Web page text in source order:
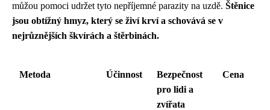
můžou pomoci udržet tyto nepříjemné parazity na uzdě. Štěnice
jsou obtížný hmyz, který se živí krví a schovává se v
nejrůznějších škvírách a štěrbinách.
Metoda Účinnost
Bezpečnost
pro lidi a
zvířata
Cena